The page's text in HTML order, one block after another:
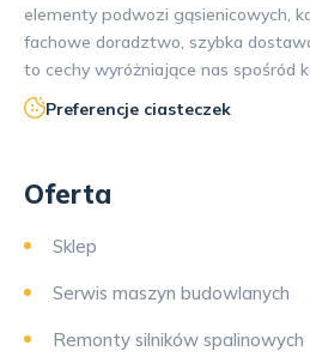
elementy podwozi gąsienicowych,
fachowe doradztwo, szybka
to cechy wyróżniające nas spośród
Preferencje ciasteczek
Oferta
Sklep
Serwis maszyn budowlanych
Remonty silników spalinowych